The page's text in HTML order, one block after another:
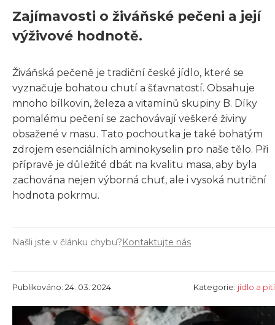
Zajímavosti o živáňské pečeni a její
výživové hodnotě.
Živáňská pečeně je tradiční české jídlo, které se
vyznačuje bohatou chutí a šťavnatostí. Obsahuje
mnoho bílkovin, železa a vitamínů skupiny B. Díky
pomalému pečení se zachovávají veškeré živiny
obsažené v masu. Tato pochoutka je také bohatým
zdrojem esenciálních aminokyselin pro naše tělo. Při
přípravě je důležité dbát na kvalitu masa, aby byla
zachována nejen výborná chuť, ale i vysoká nutriční
hodnota pokrmu.
Našli jste v článku chybu?Kontaktujte nás
Publikováno: 24. 03. 2024 Kategorie: jídlo a pití